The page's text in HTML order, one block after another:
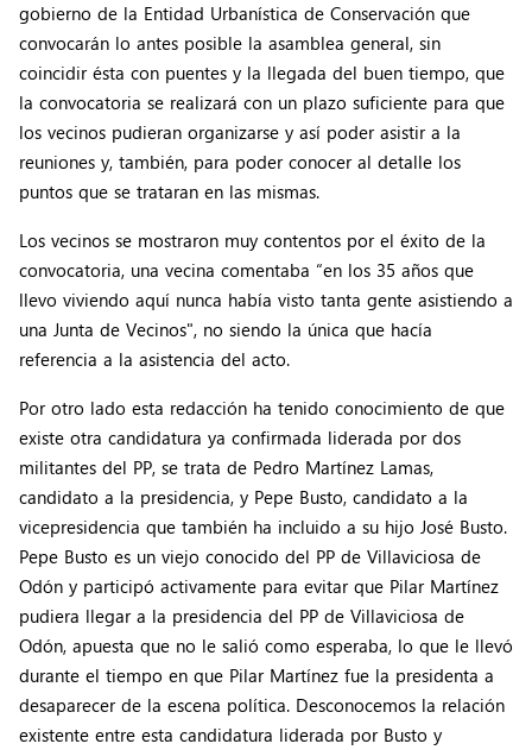
gobierno de la Entidad Urbanística de Conservación que
convocarán lo antes posible la asamblea general, sin
coincidir ésta con puentes y la llegada del buen tiempo, que
la convocatoria se realizará con un plazo suficiente para que
los vecinos pudieran organizarse y así poder asistir a la
reuniones y, también, para poder conocer al detalle los
puntos que se trataran en las mismas.
Los vecinos se mostraron muy contentos por el éxito de la
convocatoria, una vecina comentaba “en los 35 años que
llevo viviendo aquí nunca había visto tanta gente asistiendo a
una Junta de Vecinos", no siendo la única que hacía
referencia a la asistencia del acto.
Por otro lado esta redacción ha tenido conocimiento de que
existe otra candidatura ya confirmada liderada por dos
militantes del PP, se trata de Pedro Martínez Lamas,
candidato a la presidencia, y Pepe Busto, candidato a la
vicepresidencia que también ha incluido a su hijo José Busto.
Pepe Busto es un viejo conocido del PP de Villaviciosa de
Odón y participó activamente para evitar que Pilar Martínez
pudiera llegar a la presidencia del PP de Villaviciosa de
Odón, apuesta que no le salió como esperaba, lo que le llevó
durante el tiempo en que Pilar Martínez fue la presidenta a
desaparecer de la escena política. Desconocemos la relación
existente entre esta candidatura liderada por Busto y